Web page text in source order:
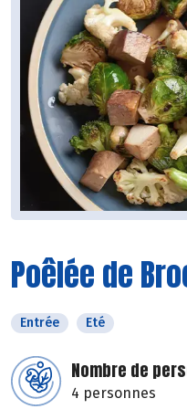
Poêlée de
Entrée Eté
Nombre de
4 personnes